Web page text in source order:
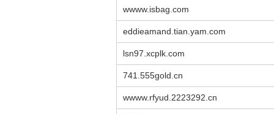
wwww.isbag.com
eddieamand.tian.yam.com
lsn97.xcplk.com
741.555gold.cn
wwww.rfyud.2223292.cn